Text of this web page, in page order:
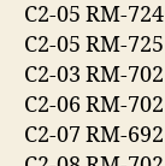
C2-05 RM-724
C2-05 RM-725
C2-03 RM-702
C2-06 RM-702
C2-07 RM-692